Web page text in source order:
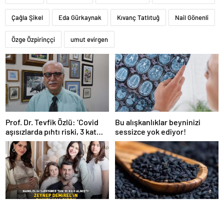
Çağla Şikel Eda Gürkaynak Kıvanç Tatlıtuğ Nail Gönenli
Özge Özpirinççi umut evirgen
Prof. Dr. Tevfik Özlü: ‘Covid
aşısızlarda pıhtı riski, 3 kat
daha fazla’
Bu alışkanlıklar beyninizi
sessizce yok ediyor!